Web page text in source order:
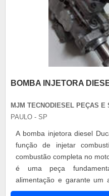
recomendação é que o
pintado de branco e venha
fim de atender as normas
Trânsito Brasileiro).
capacidade de
compartimento, o cocho
peso menor que 4600
escoamento do produto
mínimo de 120000 PSI. É
extremamente
dos produtos que
Areia; Britas.
BOMBA INJETORA
MJM TECNODIESEL PEÇAS E
PAULO - SP
A bomba injetora diesel
função de injetar
combustão completa no
é uma peça
alimentação e garante um
do veículo com total